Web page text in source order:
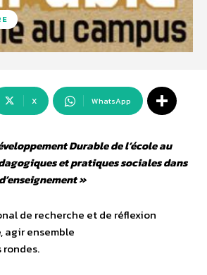
X WhatsApp
Durable de l’école au
et pratiques sociales dans
»
de recherche et de réflexion
agir ensemble